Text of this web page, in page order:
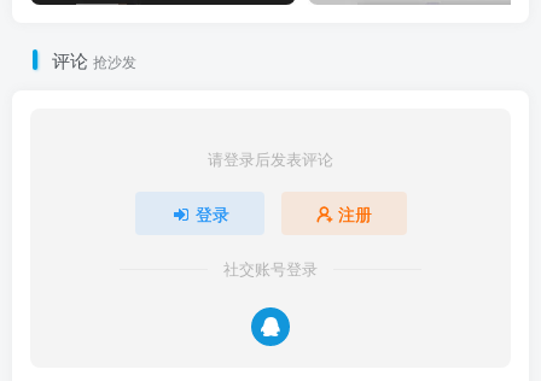
评论 抢沙发
请登录后发表评论
登录 注册
社交账号登录